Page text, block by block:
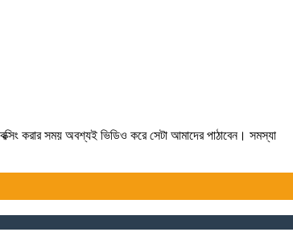
করার সময় অবশ্যই ভিডিও করে সেটা আমাদের পাঠাবেন। সমস্যা